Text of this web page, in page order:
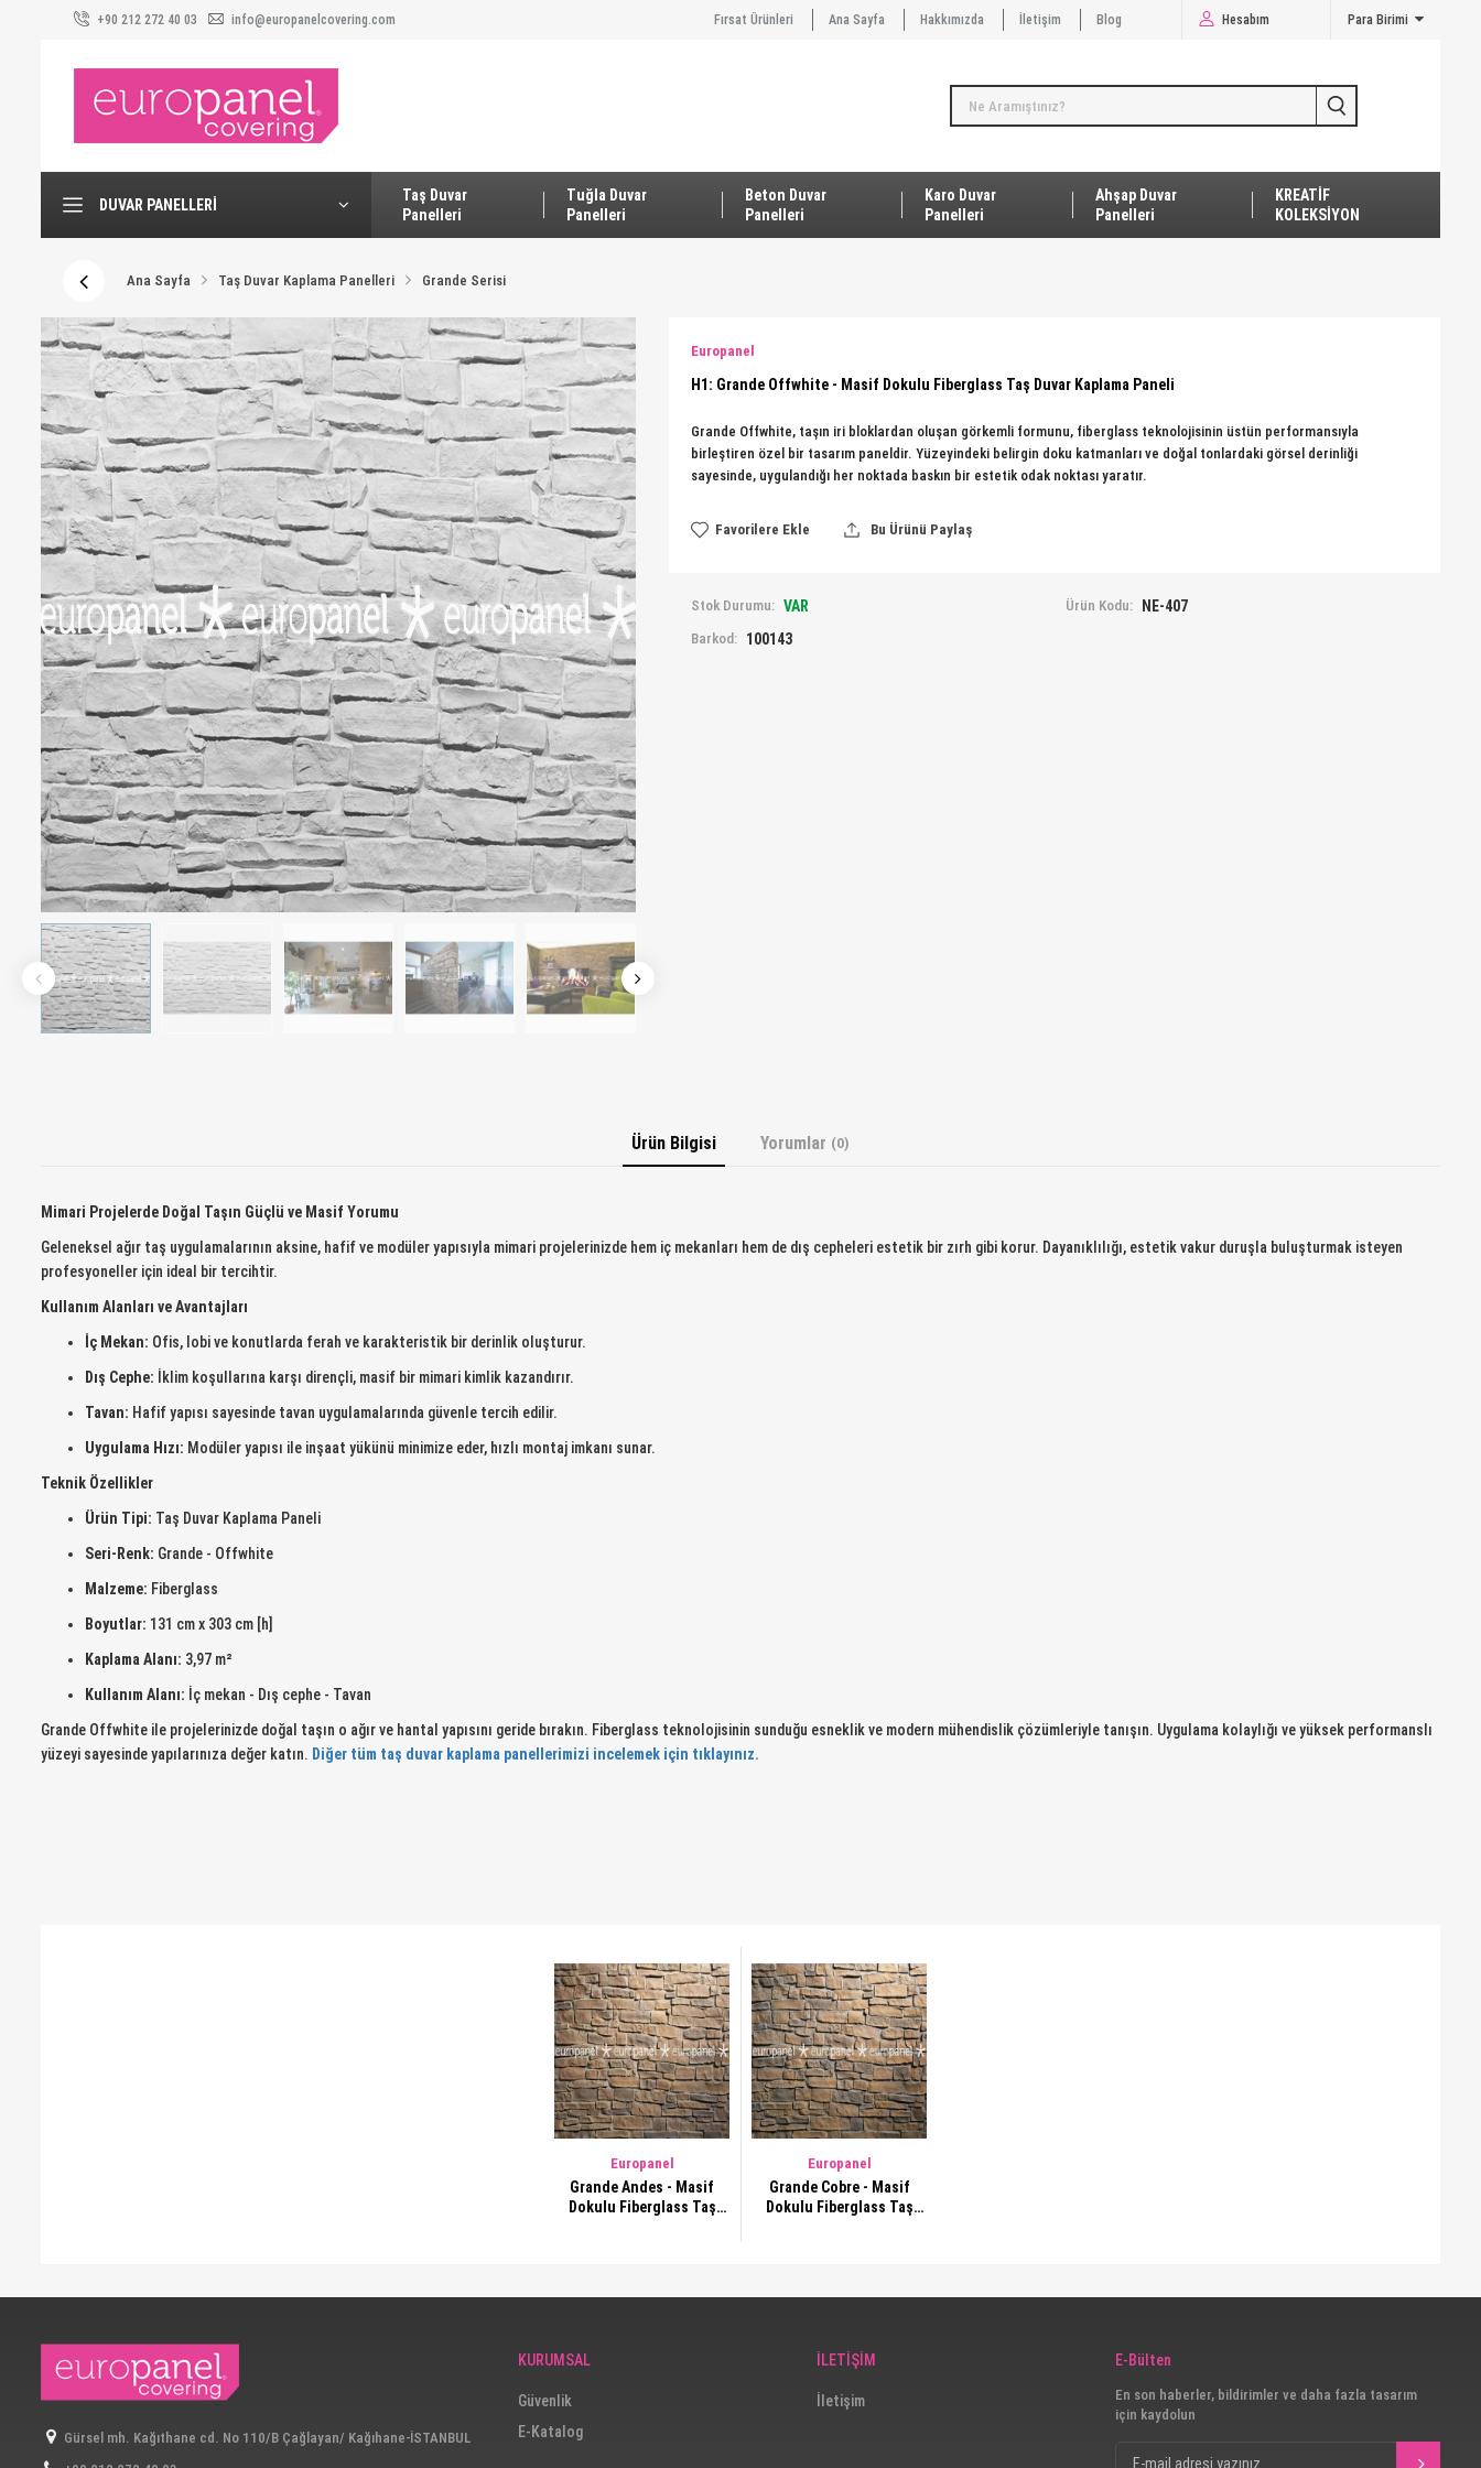
+90 212 272 40 03 info@europanelcovering.com Fırsat Ürünleri Ana Sayfa Hakkımızda İletişim Blog Hesabım Para Birimi
DUVAR PANELLERI
Taş Duvar
Panelleri
Tuğla Duvar
Panelleri
Beton Duvar
Panelleri
Karo Duvar
Panelleri
Ahşap Duvar
Panelleri
KREATİF
KOLEKSİYON
Ana Sayfa Taş Duvar Kaplama Panelleri Grande Serisi
Europanel
H1: Grande Offwhite - Masif Dokulu Fiberglass Taş Duvar Kaplama Paneli
Grande Offwhite, taşın iri bloklardan oluşan görkemli formunu, fiberglass teknolojisinin üstün performansıyla
birleştiren özel bir tasarım paneldir. Yüzeyindeki belirgin doku katmanları ve doğal tonlardaki görsel derinliği
sayesinde, uygulandığı her noktada baskın bir estetik odak noktası yaratır.
Favorilere Ekle Bu Ürünü Paylaş
Stok Durumu: VAR Ürün Kodu: NE-407
Barkod: 100143
Ürün Bilgisi Yorumlar (0)
Mimari Projelerde Doğal Taşın Güçlü ve Masif Yorumu
Geleneksel ağır taş uygulamalarının aksine, hafif ve modüler yapısıyla mimari projelerinizde hem iç mekanları hem de dış cepheleri estetik bir zırh gibi korur. Dayanıklılığı, estetik vakur duruşla buluşturmak isteyen
profesyoneller için ideal bir tercihtir.
Kullanım Alanları ve Avantajları
İç Mekan: Ofis, lobi ve konutlarda ferah ve karakteristik bir derinlik oluşturur.
Dış Cephe: İklim koşullarına karşı dirençli, masif bir mimari kimlik kazandırır.
Tavan: Hafif yapısı sayesinde tavan uygulamalarında güvenle tercih edilir.
Uygulama Hızı: Modüler yapısı ile inşaat yükünü minimize eder, hızlı montaj imkanı sunar.
Teknik Özellikler
Ürün Tipi: Taş Duvar Kaplama Paneli
Seri-Renk: Grande - Offwhite
Malzeme: Fiberglass
Boyutlar: 131 cm x 303 cm [h]
Kaplama Alanı: 3,97 m²
Kullanım Alanı: İç mekan - Dış cephe - Tavan
Grande Offwhite ile projelerinizde doğal taşın o ağır ve hantal yapısını geride bırakın. Fiberglass teknolojisinin sunduğu esneklik ve modern mühendislik çözümleriyle tanışın. Uygulama kolaylığı ve yüksek performanslı
yüzeyi sayesinde yapılarınıza değer katın. Diğer tüm taş duvar kaplama panellerimizi incelemek için tıklayınız.
Europanel
Grande Andes - Masif
Dokulu Fiberglass Taş
Europanel
Grande Cobre - Masif
Dokulu Fiberglass Taş
Gürsel mh. Kağıthane cd. No 110/B Çağlayan/ Kağıhane-İSTANBUL
E-Bülten
En son haberler, bildirimler ve daha fazla tasarım
için kaydolun
KURUMSAL
Güvenlik
E-Katalog
İLETİŞİM
İletişim